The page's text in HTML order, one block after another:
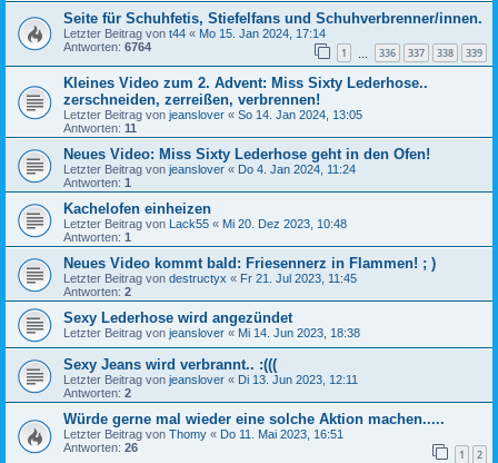
Seite für Schuhfetis, Stiefelfans und Schuhverbrenner/innen.
Letzter Beitrag von t44 « Mo 15. Jan 2024, 17:14
Antworten: 6764 1 336 337 338 339
Kleines Video zum 2. Advent: Miss Sixty Lederhose..
zerschneiden, zerreißen, verbrennen!
Letzter Beitrag von jeanslover « So 14. Jan 2024, 13:05
Antworten: 11
Neues Video: Miss Sixty Lederhose geht in den Ofen!
Letzter Beitrag von jeanslover « Do 4. Jan 2024, 11:24
Antworten: 1
Kachelofen einheizen
Letzter Beitrag von Lack55 « Mi 20. Dez 2023, 10:48
Antworten: 1
Neues Video kommt bald: Friesennerz in Flammen! ; )
Letzter Beitrag von destructyx « Fr 21. Jul 2023, 11:45
Antworten: 2
Sexy Lederhose wird angezündet
Letzter Beitrag von jeanslover « Mi 14. Jun 2023, 18:38
Sexy Jeans wird verbrannt.. :(((
Letzter Beitrag von jeanslover « Di 13. Jun 2023, 12:11
Antworten: 2
Würde gerne mal wieder eine solche Aktion machen.....
Letzter Beitrag von Thomy « Do 11. Mai 2023, 16:51
Antworten: 26 1 2